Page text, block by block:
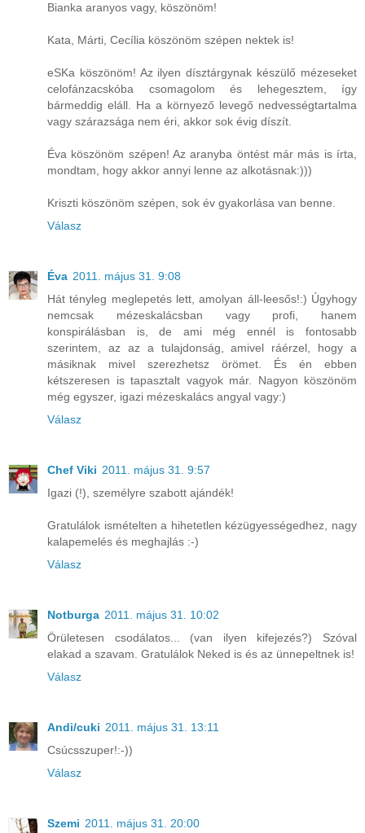
Bianka aranyos vagy, köszönöm!
Kata, Márti, Cecília köszönöm szépen nektek is!
eSKa köszönöm! Az ilyen dísztárgynak készülő mézeseket
celofánzacskóba csomagolom és lehegesztem, így
bármeddig eláll. Ha a környező levegő nedvességtartalma
vagy szárazsága nem éri, akkor sok évig díszít.
Éva köszönöm szépen! Az aranyba öntést már más is írta,
mondtam, hogy akkor annyi lenne az alkotásnak:)))
Kriszti köszönöm szépen, sok év gyakorlása van benne.
Válasz
Éva 2011. május 31. 9:08
Hát tényleg meglepetés lett, amolyan áll-leesős!:) Úgyhogy
nemcsak mézeskalácsban vagy profi, hanem
konspirálásban is, de ami még ennél is fontosabb
szerintem, az az a tulajdonság, amivel ráérzel, hogy a
másiknak mivel szerezhetsz örömet. És én ebben
kétszeresen is tapasztalt vagyok már. Nagyon köszönöm
még egyszer, igazi mézeskalács angyal vagy:)
Válasz
Chef Viki 2011. május 31. 9:57
Igazi (!), személyre szabott ajándék!
Gratulálok ismételten a hihetetlen kézügyességedhez, nagy
kalapemelés és meghajlás :-)
Válasz
Notburga 2011. május 31. 10:02
Örületesen csodálatos... (van ilyen kifejezés?) Szóval
elakad a szavam. Gratulálok Neked is és az ünnepeltnek is!
Válasz
Andi/cuki 2011. május 31. 13:11
Csúcsszuper!:-))
Válasz
Szemi 2011. május 31. 20:00